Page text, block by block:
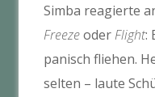
Simba reagierte
Freezeoder Flight:
panisch fliehen.
selten – laute